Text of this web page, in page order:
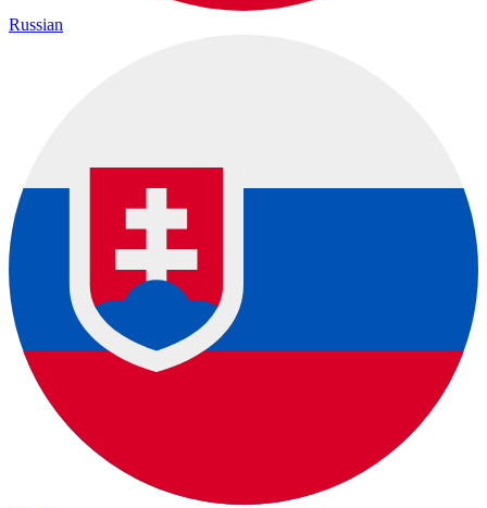
Russian